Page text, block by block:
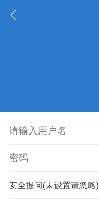
安全提问(未设置请忽略)